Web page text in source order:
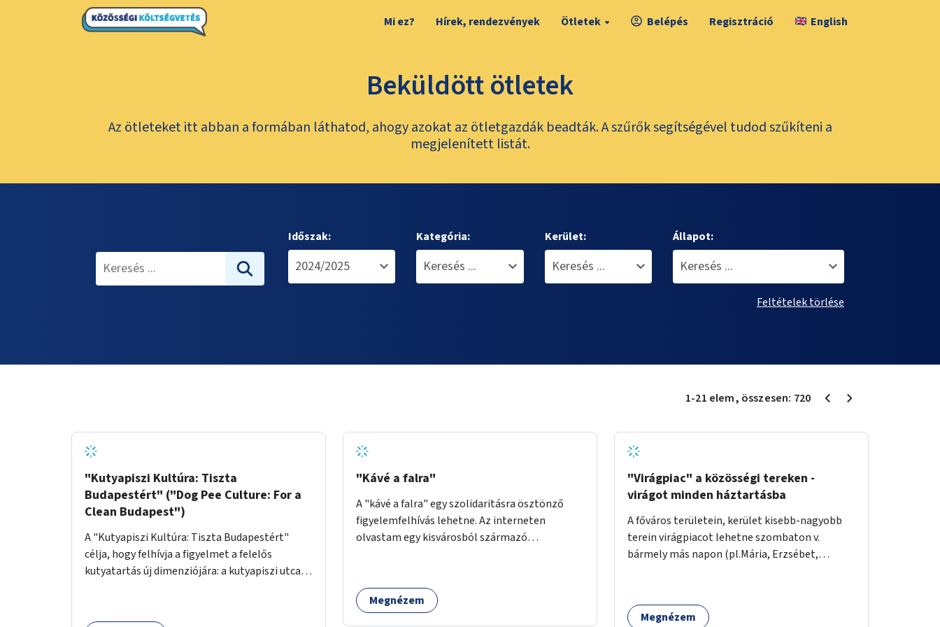
Mi ez? Hírek, rendezvények Ötletek Belépés Regisztráció English
Beküldött ötletek
Az ötleteket itt abban a formában láthatod, ahogy azokat az ötletgazdák beadták. A szűrők segítségével tudod szűkíteni a
megjelenített listát.
Időszak: Kategória: Kerület: Állapot:
Feltételek törlése
1-21 elem, összesen: 720
"Kutyapiszi Kultúra: Tiszta
Budapestért" ("Dog Pee Culture: For a
Clean Budapest")
A "Kutyapiszi Kultúra: Tiszta Budapestért"
célja, hogy felhívja a figyelmet a felelős
kutyatartás új dimenziójára: a kutyapiszi utcai
hogy séta közben, amikor kedvencük a járdára
"Kávé a falra"
A "kávé a falra" egy szolidaritásra ösztönző
figyelemfelhívás lehetne. Az interneten
olvastam egy kisvárosból származó
dolgozói a falra. Ha egy arra rászoruló betért, a
falról ingyenesen megkaphatta a már
Megnézem
"Virágpiac" a közösségi tereken -
virágot minden háztartásba
A főváros területein, kerület kisebb-nagyobb
terein virágpiacot lehetne szombaton v.
bármely más napon (pl.Mária, Erzsébet,
helyeket, 50-150nm vagy afeletti területet (ha
sokakat érdekelne). Névleges összeget fizetne
Megnézem